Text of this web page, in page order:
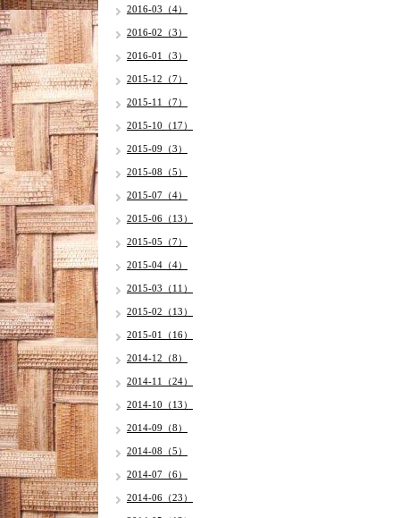
2016-03（4）
2016-02（3）
2016-01（3）
2015-12（7）
2015-11（7）
2015-10（17）
2015-09（3）
2015-08（5）
2015-07（4）
2015-06（13）
2015-05（7）
2015-04（4）
2015-03（11）
2015-02（13）
2015-01（16）
2014-12（8）
2014-11（24）
2014-10（13）
2014-09（8）
2014-08（5）
2014-07（6）
2014-06（23）